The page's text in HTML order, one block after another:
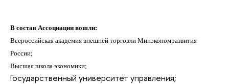
В состав Ассоциации вошли:
Всероссийская академия внешней торговли Минэкономразвития
России;
Высшая школа экономики;
Государственный университет управления;